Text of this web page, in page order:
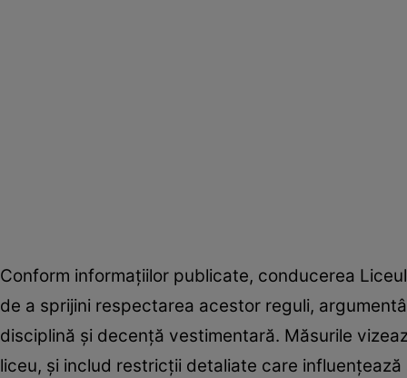
Conform informațiilor publicate, conducerea
de a sprijini respectarea acestor reguli,
disciplină și decență vestimentară. Măsurile
liceu, și includ restricții detaliate care